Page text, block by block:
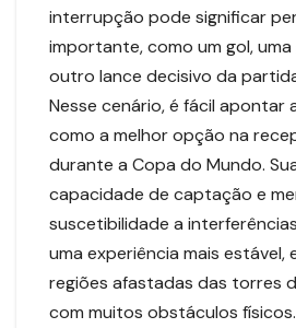
interrupção pode significar
importante, como um gol,
outro lance decisivo da
Nesse cenário, é fácil apontar
como a melhor opção na
durante a Copa do Mundo.
capacidade de captação e
suscetibilidade a
uma experiência mais estável,
regiões afastadas das torres
com muitos obstáculos físicos.